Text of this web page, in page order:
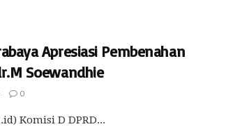
Apresiasi Pembenahan
Soewandhie
0
Komisi D DPRD...